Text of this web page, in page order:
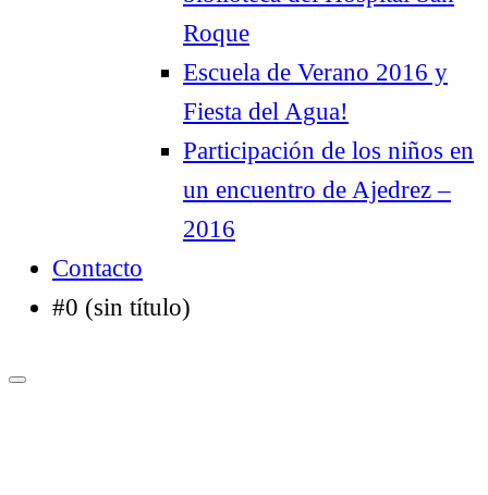
Roque
Escuela de Verano 2016 y
Fiesta del Agua!
Participación de los niños en
un encuentro de Ajedrez –
2016
Contacto
#0 (sin título)